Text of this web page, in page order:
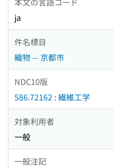
ja
件名標目
織物 -- 京都市
NDC10版
586.72162 : 繊維工学
対象利用者
一般
一般注記